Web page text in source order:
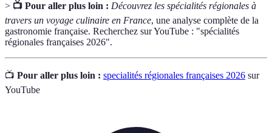
> 📺 Pour aller plus loin : Découvrez les spécialités régionales à
travers un voyage culinaire en France, une analyse complète de la
gastronomie française. Recherchez sur YouTube : "spécialités
régionales françaises 2026".
📺 Pour aller plus loin : specialités régionales françaises 2026 sur
YouTube